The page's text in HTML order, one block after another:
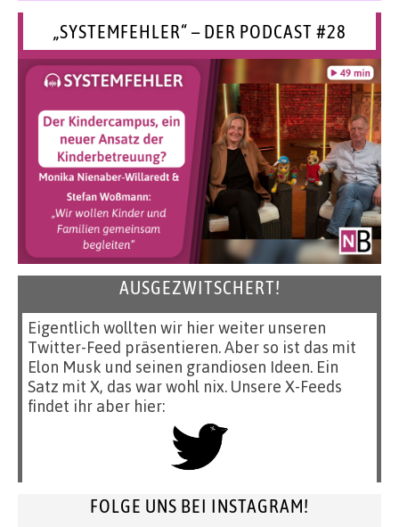
„SYSTEMFEHLER“ – DER PODCAST #28
AUSGEZWITSCHERT!
Eigentlich wollten wir hier weiter unseren
Twitter-Feed präsentieren. Aber so ist das mit
Elon Musk und seinen grandiosen Ideen. Ein
Satz mit X, das war wohl nix. Unsere X-Feeds
findet ihr aber hier:
FOLGE UNS BEI INSTAGRAM!